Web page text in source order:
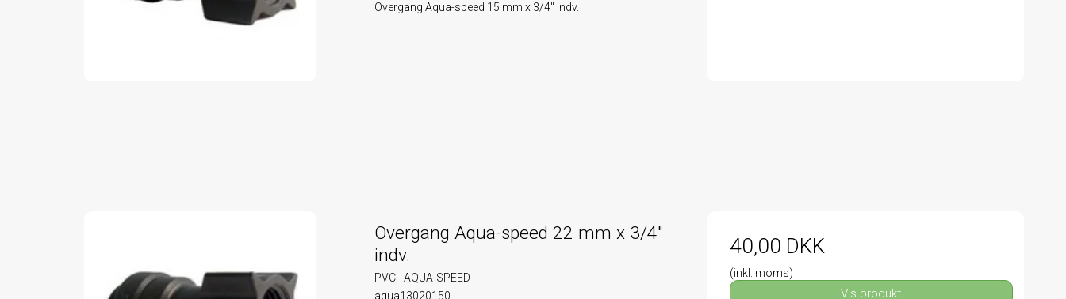
Overgang Aqua-speed 15 mm x 3/4" indv.
Overgang Aqua-speed 22 mm x 3/4"
indv.
PVC - AQUA-SPEED
aqua13020150
40,00 DKK
(inkl. moms)
Vis produkt